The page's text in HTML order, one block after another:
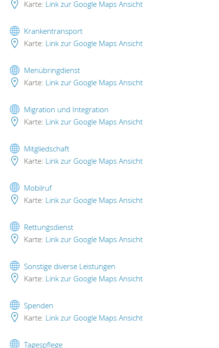
Karte: Link zur Google Maps Ansicht
Krankentransport
Karte: Link zur Google Maps Ansicht
Menübringdienst
Karte: Link zur Google Maps Ansicht
Migration und Integration
Karte: Link zur Google Maps Ansicht
Mitgliedschaft
Karte: Link zur Google Maps Ansicht
Mobilruf
Karte: Link zur Google Maps Ansicht
Rettungsdienst
Karte: Link zur Google Maps Ansicht
Sonstige diverse Leistungen
Karte: Link zur Google Maps Ansicht
Spenden
Karte: Link zur Google Maps Ansicht
Tagespflege